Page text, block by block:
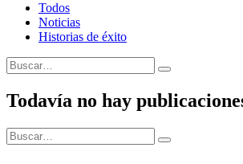
Todos
Noticias
Historias de éxito
Todavía no hay